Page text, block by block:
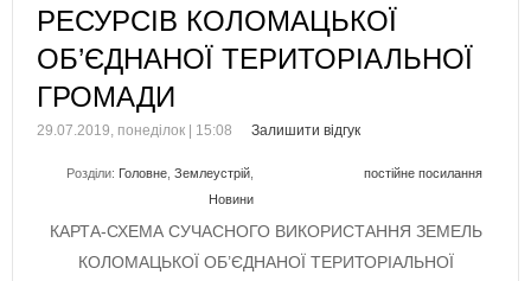
РЕСУРСІВ КОЛОМАЦЬКОЇ
ОБ’ЄДНАНОЇ ТЕРИТОРІАЛЬНОЇ
ГРОМАДИ
29.07.2019, понеділок | 15:08 Залишити відгук
Розділи: Головне Землеустрій
Новини
постійне посилання
КАРТА-СХЕМА СУЧАСНОГО ВИКОРИСТАННЯ ЗЕМЕЛЬ
КОЛОМАЦЬКОЇ ОБ’ЄДНАНОЇ ТЕРИТОРІАЛЬНОЇ